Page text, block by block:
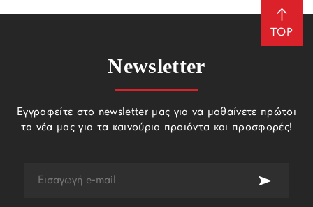
TOP
Newsletter
Εγγραφείτε στο newsletter μας για να μαθαίνετε πρώτοι
τα νέα μας για τα καινούρια προιόντα και προσφορές!